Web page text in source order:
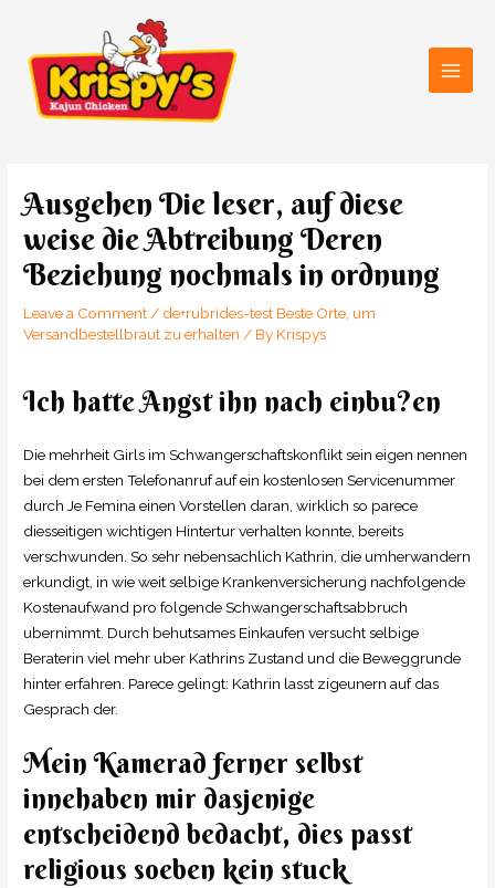
content
Ausgehen Die leser, auf diese
weise die Abtreibung Deren
Beziehung nochmals in ordnung
Leave a Comment/ de+rubrides-test Beste Orte, um
Versandbestellbraut zu erhalten / By Krispys
Ich hatte Angst ihn nach einbu?en
Die mehrheit Girls im Schwangerschaftskonflikt sein eigen nennen
bei dem ersten Telefonanruf auf ein kostenlosen Servicenummer
durch Je Femina einen Vorstellen daran, wirklich so parece
diesseitigen wichtigen Hintertur verhalten konnte, bereits
verschwunden. So sehr nebensachlich Kathrin, die umherwandern
erkundigt, in wie weit selbige Krankenversicherung nachfolgende
Kostenaufwand pro folgende Schwangerschaftsabbruch
ubernimmt. Durch behutsames Einkaufen versucht selbige
Beraterin viel mehr uber Kathrins Zustand und die Beweggrunde
hinter erfahren. Parece gelingt: Kathrin lasst zigeunern auf das
Gesprach der.
Mein Kamerad ferner selbst
innehaben mir dasjenige
entscheidend bedacht, dies passt
religious soeben kein stuck